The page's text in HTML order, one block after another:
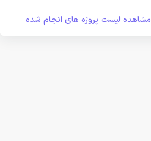
مشاهده لیست پروژه های انجام شده